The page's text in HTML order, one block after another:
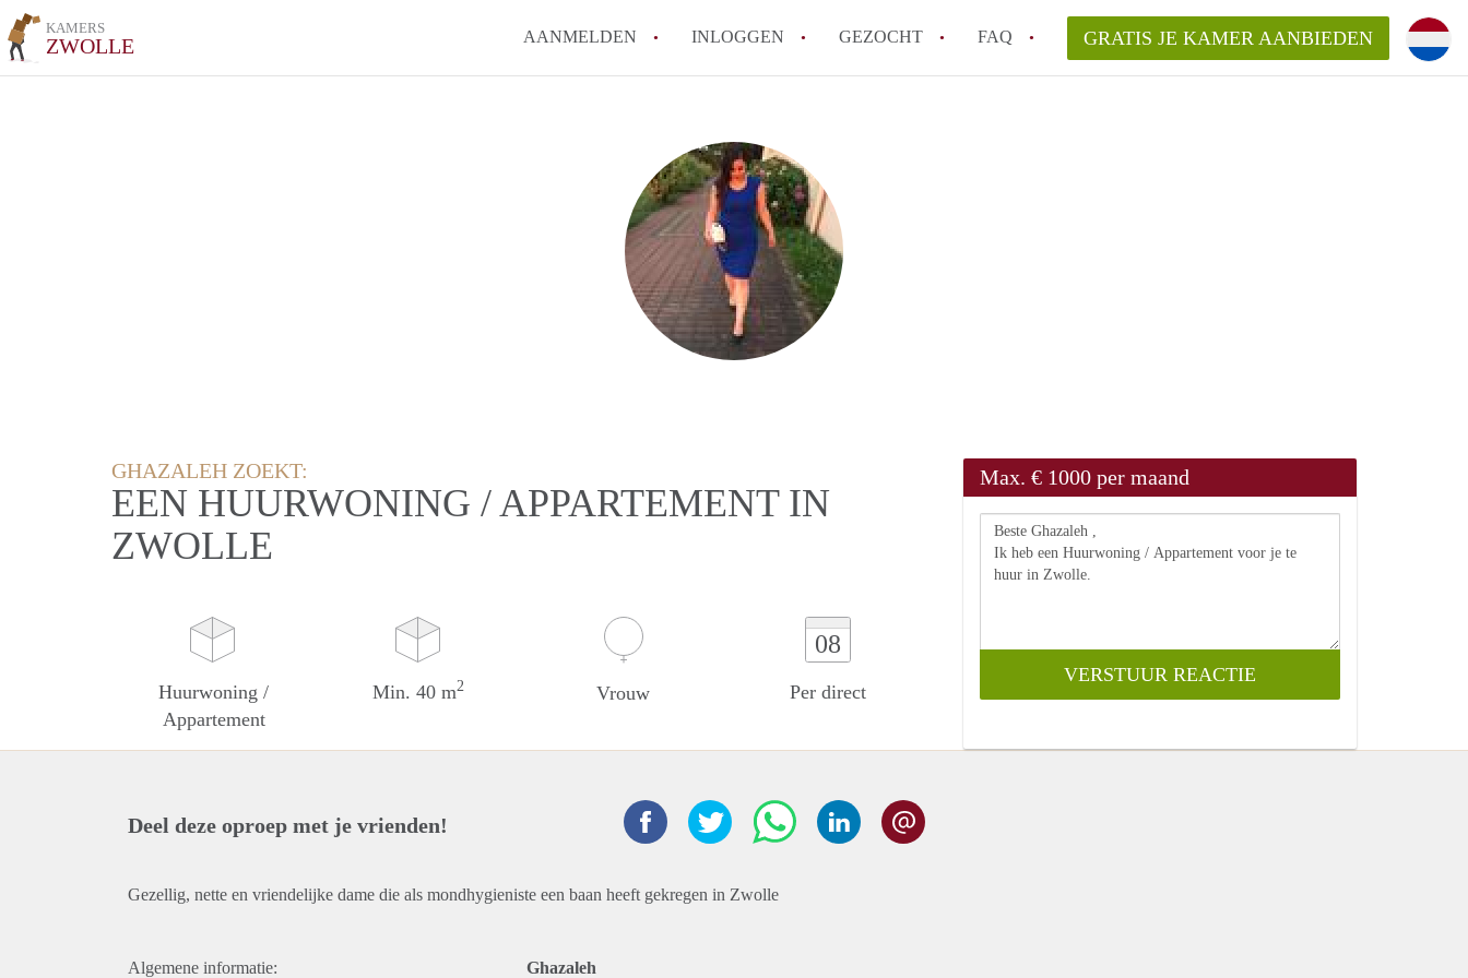
KAMERS
ZWOLLE AANMELDEN INLOGGEN GEZOCHT FAQ
Wat is de privacyverklaring van KamersZwolle?
Berekent KamersZwolle makelaarsvergoeding/bemiddelingsvergoeding?
Is KamersZwolle verantwoordelijk voor de aangeboden Kamer / Kamers in
Zwolle?
Alle veelgestelde vragen
GRATIS JE KAMER AANBIEDEN
GHAZALEH ZOEKT:
EEN HUURWONING / APPARTEMENT IN
ZWOLLE
Huurwoning /
Appartement
Min. 40 m2 Vrouw
08
Per direct
Max. € 1000 per maand
Deel deze oproep met je vrienden!
Gezellig, nette en vriendelijke dame die als mondhygieniste een baan heeft gekregen in Zwolle
Algemene informatie: Ghazaleh